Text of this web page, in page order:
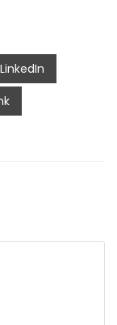
LinkedIn